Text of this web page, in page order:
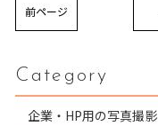
前ページ
Category
企業・HP用の写真撮影